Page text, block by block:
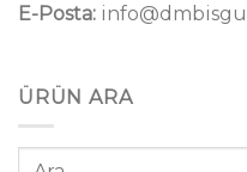
E-Posta:
ÜRÜN ARA
Ara: